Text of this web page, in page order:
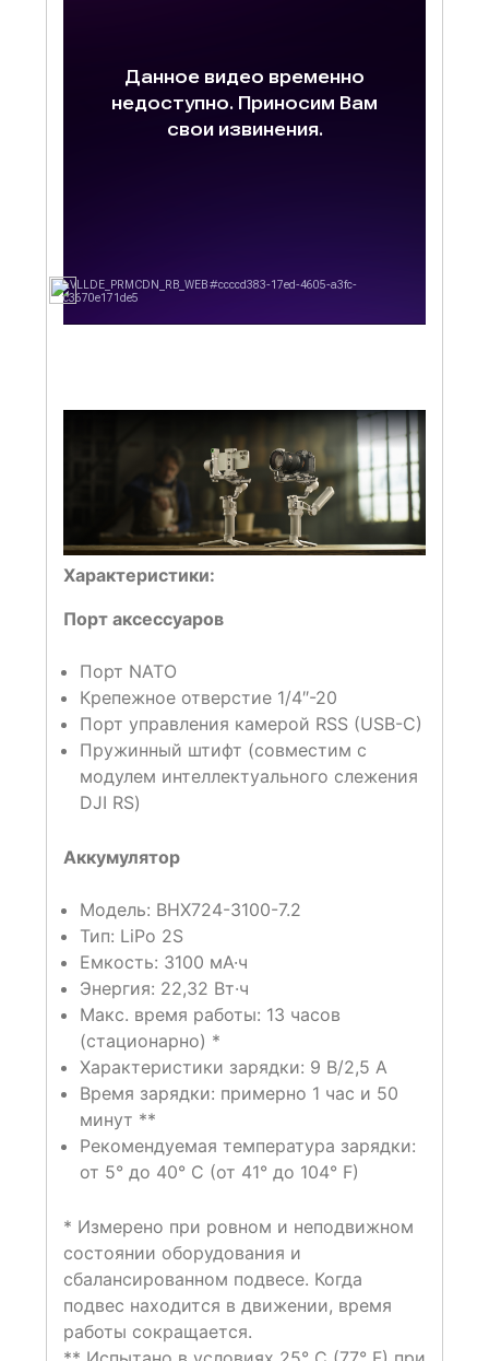
Характеристики:
Порт аксессуаров
Порт NATO
Крепежное отверстие 1/4″-20
Порт управления камерой RSS (USB-C)
Пружинный штифт (совместим с
модулем интеллектуального слежения
DJI RS)
Аккумулятор
Модель: BHX724-3100-7.2
Тип: LiPo 2S
Емкость: 3100 мА·ч
Энергия: 22,32 Вт·ч
Макс. время работы: 13 часов
(стационарно) *
Характеристики зарядки: 9 В/2,5 А
Время зарядки: примерно 1 час и 50
минут **
Рекомендуемая температура зарядки:
от 5° до 40° C (от 41° до 104° F)
* Измерено при ровном и неподвижном
состоянии оборудования и
сбалансированном подвесе. Когда
подвес находится в движении, время
работы сокращается.